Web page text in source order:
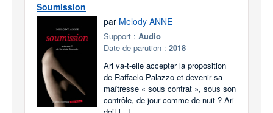
Soumission
par Melody ANNE
Support : Audio
Date de parution : 2018
Ari va-t-elle accepter la proposition
de Raffaelo Palazzo et devenir sa
maîtresse « sous contrat », sous son
contrôle, de jour comme de nuit ? Ari